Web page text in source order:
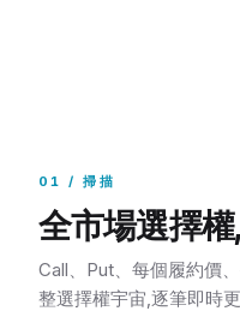
01 / 掃描
全市場選擇權
Call、Put、每個履約價
整選擇權宇宙,逐筆即時更